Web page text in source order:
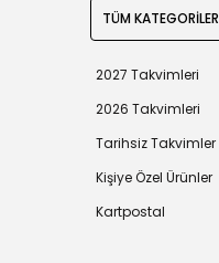
TÜM KATEGORİLER
2027 Takvimleri
2026 Takvimleri
Tarihsiz Takvimler
Kişiye Özel Ürünler
Kartpostal